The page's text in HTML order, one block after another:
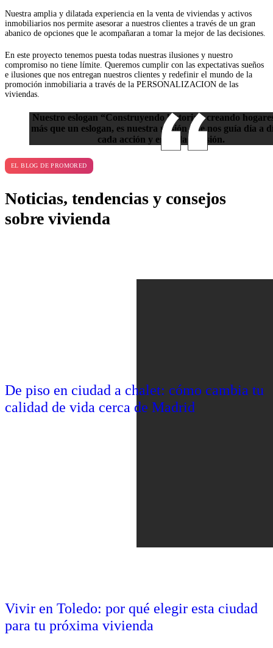
Nuestra amplia y dilatada experiencia en la venta de viviendas y activos
inmobiliarios nos permite asesorar a nuestros clientes a través de un gran
abanico de opciones que le acompañaran a tomar la mejor de las decisiones.
En este proyecto tenemos puesta todas nuestras ilusiones y nuestro
compromiso no tiene límite. Queremos cumplir con las expectativas sueños
e ilusiones que nos entregan nuestros clientes y redefinir el mundo de la
promoción inmobiliaria a través de la PERSONALIZACION de las
viviendas.
Nuestro eslogan “Construyendo historias, creando
más que un eslogan, es nuestra misión que nos guía día a
cada acción y en cada decisión.
EL BLOG DE PROMORED
Noticias, tendencias y consejos
sobre vivienda
De piso en ciudad a chalet: cómo cambia tu
calidad de vida cerca de Madrid
Vivir en Toledo: por qué elegir esta ciudad
para tu próxima vivienda